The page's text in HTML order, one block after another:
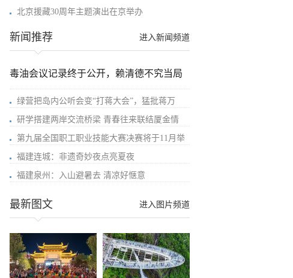
北京援藏30周年主题演出在京举办
进入新闻频道
新闻推荐
毒油会议记录终于公开，赖清德不究当局
绿营把岛内公听会变“打蒋大会”，猛批蒋万
研学搭建两岸交流桥梁 青春往来联结厦金情
第九届全国职工职业技能大赛决赛将于11月举
福建连城：非遗奇妙夜点亮夏夜
福建泉州：入山避暑去 清凉好惬意
进入图片频道
最新图文